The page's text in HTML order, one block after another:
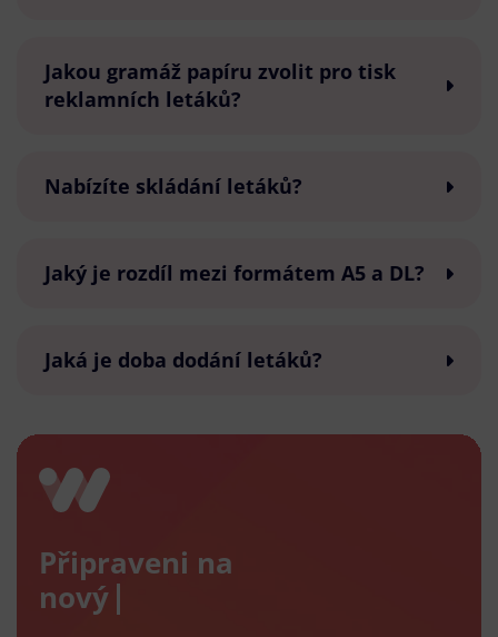
Jakou gramáž papíru zvolit pro tisk
reklamních letáků?
Nabízíte skládání letáků?
Jaký je rozdíl mezi formátem A5 a DL?
Jaká je doba dodání letáků?
Připraveni na
nový e-sho